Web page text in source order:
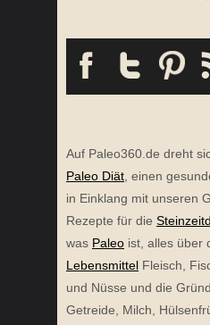
Auf Paleo360.de dreht
Paleo Diät , einen
in Einklang mit unseren
Rezepte für die
was Paleo ist, alles über
Lebensmittel Fleisch,
und Nüsse und die
Getreide, Milch,